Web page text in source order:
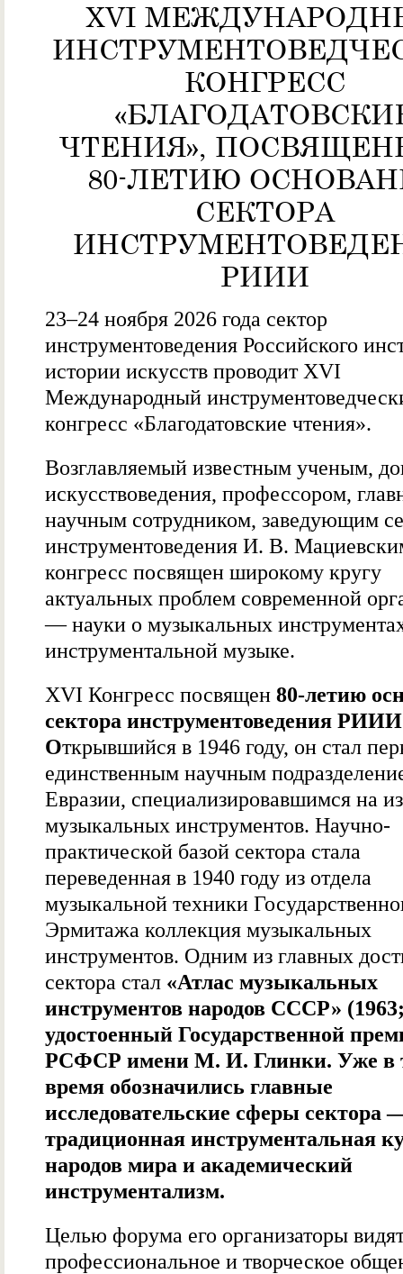
XVI
КОНГРЕСС
ЧТЕНИЯ»,
80-ЛЕТИЮ
СЕКТОРА
РИИИ
23–24 ноября 2026 года сектор
инструментоведения Российского
истории искусств проводит XVI
Международный
конгресс «Благодатовские чтения».
Возглавляемый известным ученым,
искусствоведения, профессором,
научным сотрудником, заведующим
инструментоведения И. В.
конгресс посвящен широкому кругу
актуальных проблем современной
— науки о музыкальных
инструментальной музыке.
XVI Конгресс посвящен 80-летию
сектора инструментоведения
Открывшийся в 1946 году, он стал
единственным научным
Евразии, специализировавшимся на
музыкальных инструментов. Научно-
практической базой сектора стала
переведенная в 1940 году из отдела
музыкальной техники
Эрмитажа коллекция музыкальных
инструментов. Одним из главных
сектора стал «Атлас музыкальных
инструментов народов СССР»
удостоенный Государственной
РСФСР имени М. И. Глинки. Уже в
время обозначились главные
исследовательские сферы сектора
традиционная инструментальная
народов мира и академический
инструментализм.
Целью форума его организаторы
профессиональное и творческое